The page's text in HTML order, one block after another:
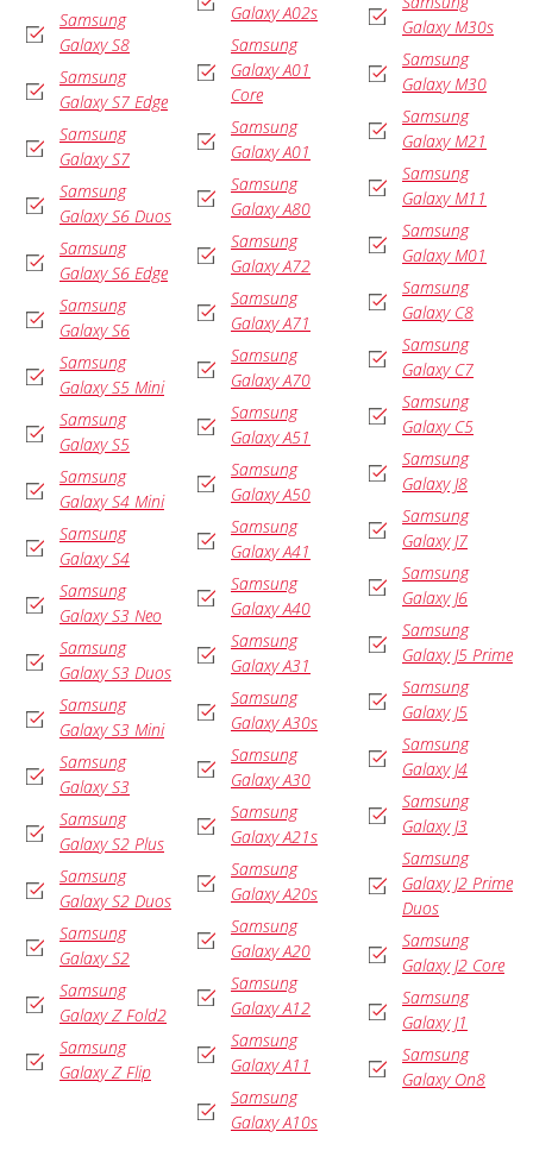
Samsung
Galaxy S8
Samsung
Galaxy S7 Edge
Samsung
Galaxy S7
Samsung
Galaxy S6 Duos
Samsung
Galaxy S6 Edge
Samsung
Galaxy S6
Samsung
Galaxy S5 Mini
Samsung
Galaxy S5
Samsung
Galaxy S4 Mini
Samsung
Galaxy S4
Samsung
Galaxy S3 Neo
Samsung
Galaxy S3 Duos
Samsung
Galaxy S3 Mini
Samsung
Galaxy S3
Samsung
Galaxy S2 Plus
Samsung
Galaxy S2 Duos
Samsung
Galaxy S2
Samsung
Galaxy Z Fold2
Samsung
Galaxy Z Flip
Galaxy A02s
Samsung
Galaxy A01
Core
Samsung
Galaxy A01
Samsung
Galaxy A80
Samsung
Galaxy A72
Samsung
Galaxy A71
Samsung
Galaxy A70
Samsung
Galaxy A51
Samsung
Galaxy A50
Samsung
Galaxy A41
Samsung
Galaxy A40
Samsung
Galaxy A31
Samsung
Galaxy A30s
Samsung
Galaxy A30
Samsung
Galaxy A21s
Samsung
Galaxy A20s
Samsung
Galaxy A20
Samsung
Galaxy A12
Samsung
Galaxy A11
Samsung
Galaxy A10s
Galaxy M30s
Samsung
Galaxy M30
Samsung
Galaxy M21
Samsung
Galaxy M11
Samsung
Galaxy M01
Samsung
Galaxy C8
Samsung
Galaxy C7
Samsung
Galaxy C5
Samsung
Galaxy J8
Samsung
Galaxy J7
Samsung
Galaxy J6
Samsung
Galaxy J5 Prime
Samsung
Galaxy J5
Samsung
Galaxy J4
Samsung
Galaxy J3
Samsung
Galaxy J2 Prime
Duos
Samsung
Galaxy J2 Core
Samsung
Galaxy J1
Samsung
Galaxy On8